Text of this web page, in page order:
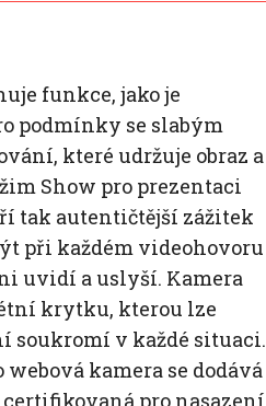
funkce, jako je
podmínky se slabým
které udržuje obraz a
Show pro prezentaci
tak autentičtější zážitek
při každém videohovoru
uvidí a uslyší. Kamera
krytku, kterou lze
soukromí v každé situaci.
kamera se dodává
pro nasazení